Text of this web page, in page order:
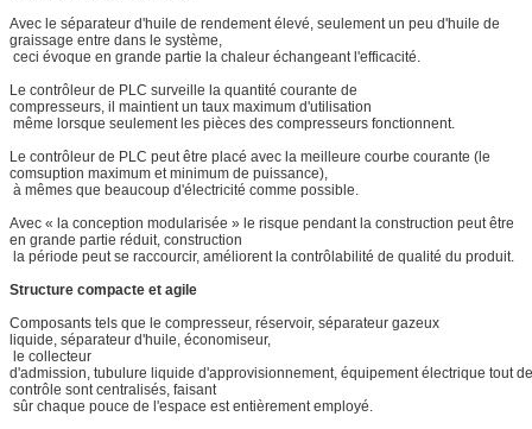
Avec le séparateur d'huile de rendement élevé, seulement un peu d'huile de
graissage entre dans le système,
ceci évoque en grande partie la chaleur échangeant l'efficacité.
Le contrôleur de PLC surveille la quantité courante de
compresseurs, il maintient un taux maximum d'utilisation
même lorsque seulement les pièces des compresseurs fonctionnent.
Le contrôleur de PLC peut être placé avec la meilleure courbe courante (le
comsuption maximum et minimum de puissance),
à mêmes que beaucoup d'électricité comme possible.
Avec « la conception modularisée » le risque pendant la construction peut être
en grande partie réduit, construction
la période peut se raccourcir, améliorent la contrôlabilité de qualité du produit.
Structure compacte et agile
Composants tels que le compresseur, réservoir, séparateur gazeux
liquide, séparateur d'huile, économiseur,
le collecteur
d'admission, tubulure liquide d'approvisionnement, équipement électrique tout de
contrôle sont centralisés, faisant
sûr chaque pouce de l'espace est entièrement employé.